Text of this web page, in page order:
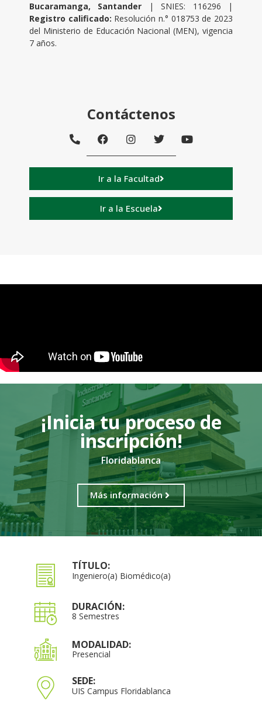
Bucaramanga, Santander
| SNIES: 116296 |
Registro calificado: Resolución n.° 018753 de 2023
del Ministerio de Educación Nacional (MEN), vigencia
7 años.
Contáctenos
Ir a la Facultad
Ir a la Escuela
¡Inicia tu proceso de
inscripción!
Floridablanca
Más información
TÍTULO:
Ingeniero(a) Biomédico(a)
DURACIÓN:
8 Semestres
MODALIDAD:
Presencial
SEDE:
UIS Campus Floridablanca